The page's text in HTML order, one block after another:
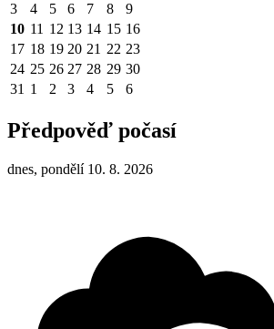
3
4 5 6 7 8
9
10 11 12 13 14 15 16
17 18 19 20 21 22 23
24 25 26 27 28 29 30
31 1 2 3 4 5 6
Předpověď počasí
dnes, pondělí 10. 8. 2026